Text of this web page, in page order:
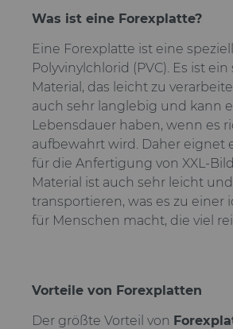
Was ist eine Forexplatte?
Eine Forexplatte ist eine
Polyvinylchlorid (PVC). Es ist
Material, das leicht zu
auch sehr langlebig und kann
Lebensdauer haben, wenn es
aufbewahrt wird. Daher eignet
für die Anfertigung von XXL-
Material ist auch sehr leicht
transportieren, was es zu einer
für Menschen macht, die viel
Vorteile von Forexplatten
Der größte Vorteil von